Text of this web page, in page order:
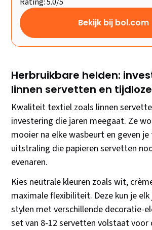
Bekijk bij bol.com
Herbruikbare helden:
linnen servetten en
Kwaliteit textiel zoals linnen
investering die jaren meegaat. Ze
mooier na elke wasbeurt en geven
uitstraling die papieren servetten
evenaren.
Kies neutrale kleuren zoals wit,
maximale flexibiliteit. Deze kun je
stylen met verschillende decoratie-
set van 8-12 servetten volstaat voor